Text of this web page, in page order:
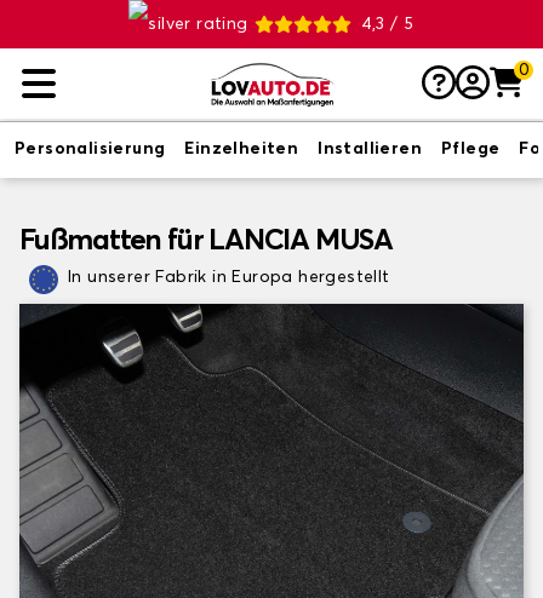
4,3 / 5
0
Personalisierung Einzelheiten Installieren Pflege
Fußmatten für LANCIA MUSA
In unserer Fabrik in Europa hergestellt